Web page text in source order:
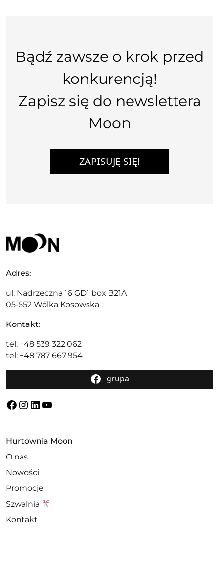
Bądź zawsze o krok przed
konkurencją!
Zapisz się do newslettera
Moon
ZAPISUJĘ SIĘ!
Adres:
ul. Nadrzeczna 16 GD1 box B21A
05-552 Wólka Kosowska
Kontakt:
tel: +48 539 322 062
tel: +48 787 667 954
grupa
Facebook
Instagram
LinkedIn
YouTube
Hurtownia Moon
O nas
Nowości
Promocje
Szwalnia
Kontakt